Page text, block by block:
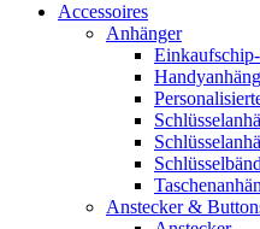
Accessoires
Anhänger
Anstecker &